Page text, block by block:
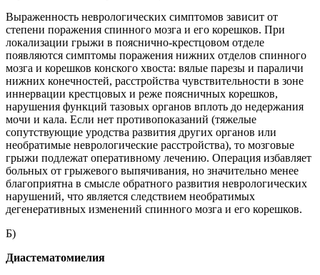
Выраженность неврологических симптомов зависит от
степени поражения спинного мозга и его корешков. При
локализации грыжи в пояснично-крестцовом отделе
появляются симптомы поражения нижних отделов спинного
мозга и корешков конского хвоста: вялые парезы и параличи
нижних конечностей, расстройства чувствительности в зоне
иннервации крестцовых и реже поясничных корешков,
нарушения функций тазовых органов вплоть до недержания
мочи и кала. Если нет противопоказаний (тяжелые
сопутствующие уродства развития других органов или
необратимые неврологические расстройства), то мозговые
грыжи подлежат оперативному лечению. Операция избавляет
больных от грыжевого выпячивания, но значительно менее
благоприятна в смысле обратного развития неврологических
нарушений, что является следствием необратимых
дегенеративных изменений спинного мозга и его корешков.
Б)
Диастематомиелия